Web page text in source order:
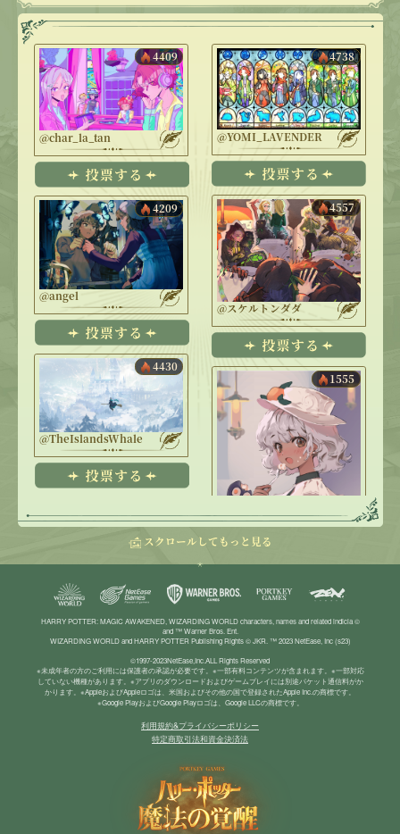
4409
@char_la_tan
4209
@angel
4430
@TheIslandsWhale
@bj_durusan
1302
4738
@YOMI_LAVENDER
4557
@スケルトンダダ
1555
3797
@its_phanatycal
スクロールしてもっと見る
HARRY POTTER: MAGIC AWAKENED, WIZARDING WORLD characters, names and related indicia ©
and ™ Warner Bros. Ent.
WIZARDING WORLD and HARRY POTTER Publishing Rights © JKR. ™ 2023 NetEase, Inc (s23)
©1997-2023︎NetEase,Inc.ALL Rights Reserved
※未成年者の方のご利用には保護者の承認が必要です。※一部有料コンテンツが含まれます。※一部対応
していない機種があります。※アプリのダウンロードおよびゲームプレイには別途パケット通信料がか
かります。※AppleおよびAppleロゴは、米国およびその他の国で登録されたApple Inc.の商標です。
※Google PlayおよびGoogle Playロゴは、Google LLCの商標です。
利用規約&プライバシーポリシー
特定商取引法和資金決済法